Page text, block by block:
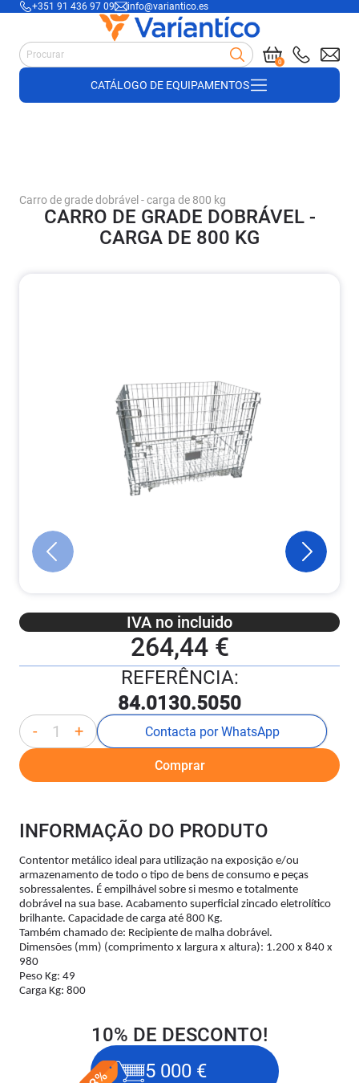
+351 91 436 97 09 info@variantico.es
0
CATÁLOGO DE EQUIPAMENTOS
Best-sellers
Acessórios para carrinhos de mão
Suprimentos de armazém
Carro de grade dobrável - carga de 800 kg
CARRO DE GRADE DOBRÁVEL -
CARGA DE 800 KG
IVA no incluido
264,44 €
REFERÊNCIA:
84.0130.5050
- + Contacta por WhatsApp
Comprar
INFORMAÇÃO DO PRODUTO
Contentor metálico ideal para utilização na exposição e/ou
armazenamento de todo o tipo de bens de consumo e peças
sobressalentes. É empilhável sobre si mesmo e totalmente
dobrável na sua base. Acabamento superficial zincado eletrolítico
brilhante. Capacidade de carga até 800 Kg.
Também chamado de: Recipiente de malha dobrável.
Dimensões (mm) (comprimento x largura x altura): 1.200 x 840 x
980
Peso Kg: 49
Carga Kg: 800
10% DE DESCONTO!
5 000 €